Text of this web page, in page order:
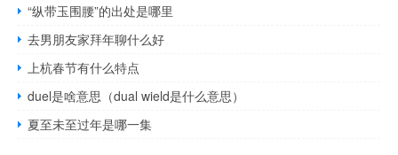
“纵带玉围腰”的出处是哪里
去男朋友家拜年聊什么好
上杭春节有什么特点
duel是啥意思（dual wield是什么意思）
夏至未至过年是哪一集